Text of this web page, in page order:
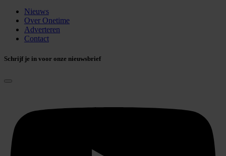
Nieuws
Over Onetime
Adverteren
Contact
Schrijf je in voor onze nieuwsbrief